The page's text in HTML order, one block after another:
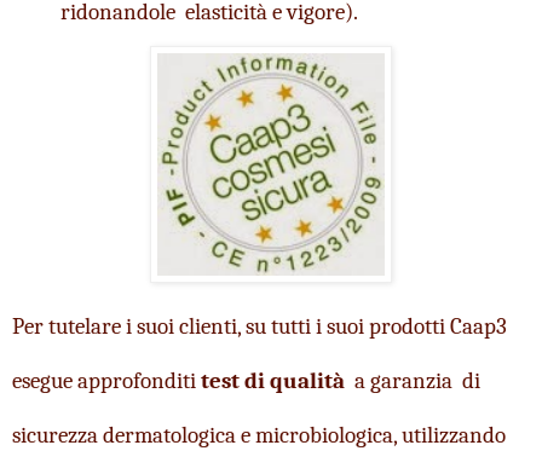
ridonandole  elasticità e vigore).
Per tutelare i suoi clienti, su tutti i suoi prodotti Caap3
esegue approfonditi test di qualità a garanzia  di
sicurezza dermatologica e microbiologica, utilizzando